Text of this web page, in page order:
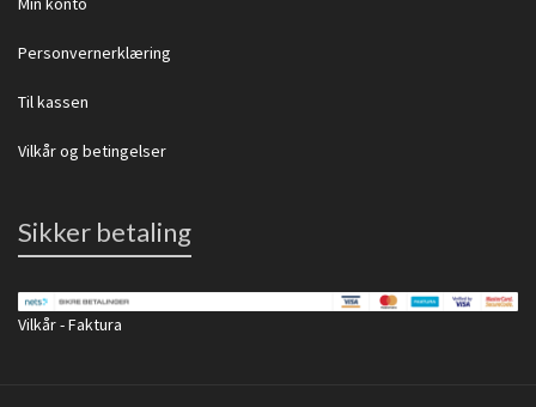
Personvernerklæring
Til kassen
Vilkår og betingelser
Sikker betaling
Vilkår - Faktura